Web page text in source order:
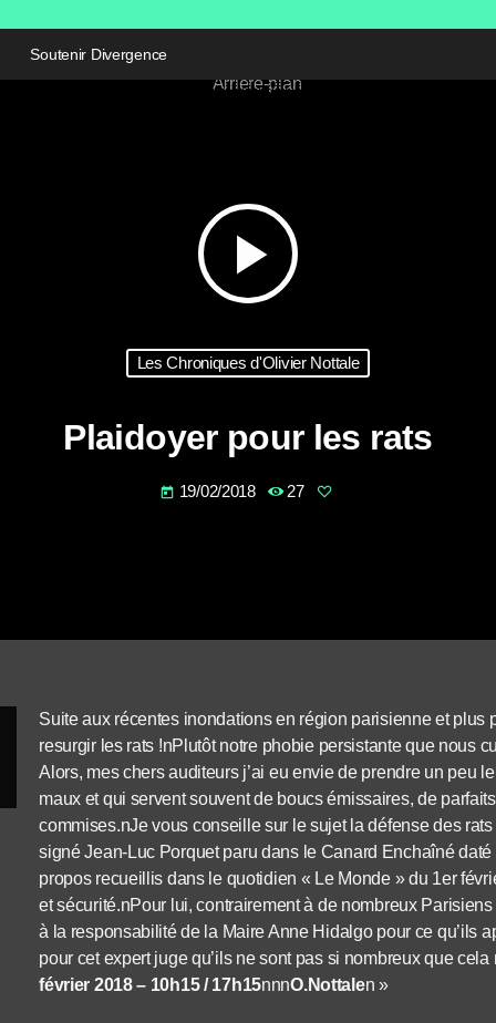
Soutenir Divergence
play_arrow
Les Chroniques d'Olivier Nottale
Plaidoyer pour les rats
today 19/02/2018 27
Suite aux récentes inondations en région parisienne et plus
resurgir les rats !nPlutôt notre phobie persistante que nous
Alors, mes chers auditeurs j’ai eu envie de prendre un peu
maux et qui servent souvent de boucs émissaires, de
commises.nJe vous conseille sur le sujet la défense des
signé Jean-Luc Porquet paru dans le Canard Enchaîné
propos recueillis dans le quotidien « Le Monde » du 1er
et sécurité.nPour lui, contrairement à de nombreux
à la responsabilité de la Maire Anne Hidalgo pour ce qu’ils
pour cet expert juge qu’ils ne sont pas si nombreux que
février 2018 – 10h15 / 17h15nnnO.Nottalen »